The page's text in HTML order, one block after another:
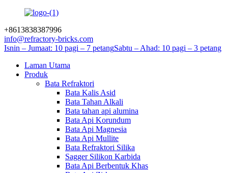
+8613838387996
info@refractory-bricks.com
Isnin – Jumaat: 10 pagi – 7 petangSabtu – Ahad: 10 pagi – 3 petang
Laman Utama
Produk
Bata Refraktori
Bata Kalis Asid
Bata Tahan Alkali
Bata tahan api alumina
Bata Api Korundum
Bata Api Magnesia
Bata Api Mullite
Bata Refraktori Silika
Sagger Silikon Karbida
Bata Api Berbentuk Khas